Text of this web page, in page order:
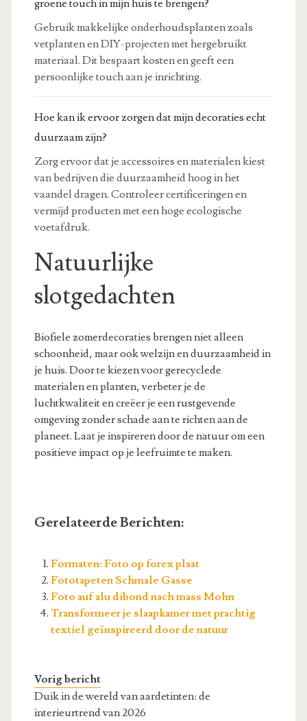
groene touch in mijn huis te brengen?
Gebruik makkelijke onderhoudsplanten zoals
vetplanten en DIY-projecten met hergebruikt
materiaal. Dit bespaart kosten en geeft een
persoonlijke touch aan je inrichting.
Hoe kan ik ervoor zorgen dat mijn decoraties echt
duurzaam zijn?
Zorg ervoor dat je accessoires en materialen kiest
van bedrijven die duurzaamheid hoog in het
vaandel dragen. Controleer certificeringen en
vermijd producten met een hoge ecologische
voetafdruk.
Natuurlijke
slotgedachten
Biofiele zomerdecoraties brengen niet alleen
schoonheid, maar ook welzijn en duurzaamheid in
je huis. Door te kiezen voor gerecyclede
materialen en planten, verbeter je de
luchtkwaliteit en creëer je een rustgevende
omgeving zonder schade aan te richten aan de
planeet. Laat je inspireren door de natuur om een
positieve impact op je leefruimte te maken.
Gerelateerde Berichten:
Formaten: Foto op forex plaat
Fototapeten Schmale Gasse
Foto auf alu dibond nach mass Mohn
Transformeer je slaapkamer met prachtig
textiel geïnspireerd door de natuur
Vorig bericht
Duik in de wereld van aardetinten: de
interieurtrend van 2026